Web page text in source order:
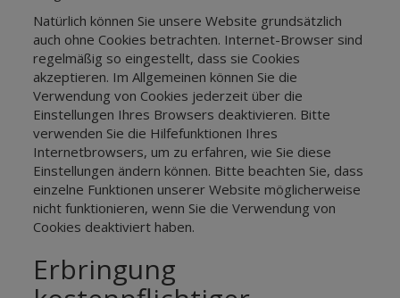
Natürlich können Sie unsere Website grundsätzlich
auch ohne Cookies betrachten. Internet-Browser sind
regelmäßig so eingestellt, dass sie Cookies
akzeptieren. Im Allgemeinen können Sie die
Verwendung von Cookies jederzeit über die
Einstellungen Ihres Browsers deaktivieren. Bitte
verwenden Sie die Hilfefunktionen Ihres
Internetbrowsers, um zu erfahren, wie Sie diese
Einstellungen ändern können. Bitte beachten Sie, dass
einzelne Funktionen unserer Website möglicherweise
nicht funktionieren, wenn Sie die Verwendung von
Cookies deaktiviert haben.
Erbringung